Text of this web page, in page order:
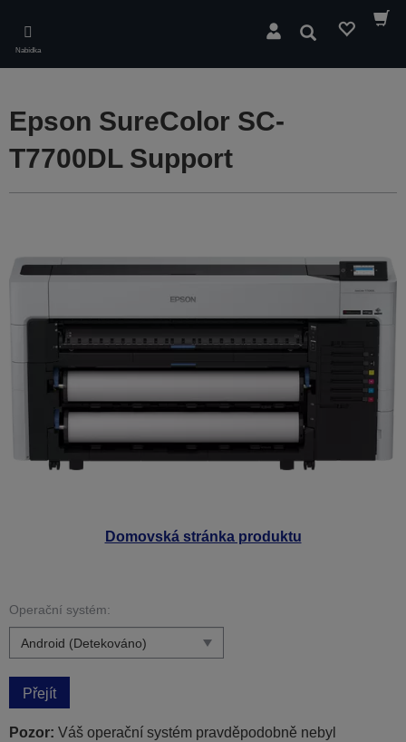
main
content
Nabídka
Hledat
Domovská stránka produktu
Epson SureColor SC-
T7700DL Support
Operační systém:
Přejít
Pozor: Váš operační systém pravděpodobně nebyl